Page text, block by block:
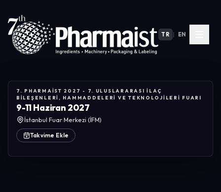
TR EN
7. PHARMAIST 2027 - 7. ULUSLARARASI İLAÇ
BILEŞENLERI, HAMMADDELERI VE TEKNOLOJILERI FUARI
9-11 Haziran 2027
İstanbul Fuar Merkezi (İFM)
Takvime Ekle